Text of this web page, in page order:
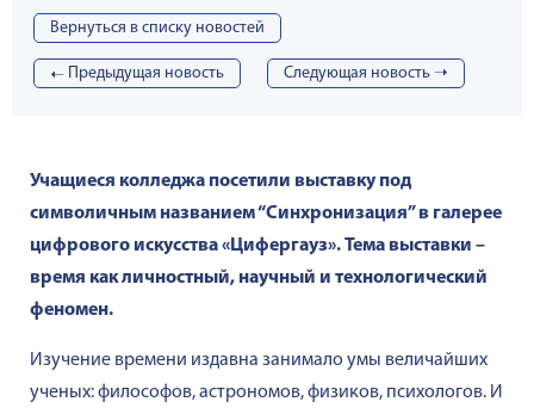
Вернуться в списку новостей
➝ Предыдущая новость Cледующая новость ➝
Учащиеся колледжа посетили выставку под
символичным названием “Синхронизация” в галерее
цифрового искусства «Цифергауз». Тема выставки –
время как личностный, научный и технологический
феномен.
Изучение времени издавна занимало умы величайших
ученых: философов, астрономов, физиков, психологов. И